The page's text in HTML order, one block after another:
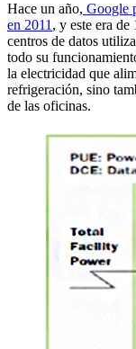
Hace un año, Google
en 2011 , y este era
centros de datos
todo su
la electricidad que
refrigeración, sino
de las oficinas.